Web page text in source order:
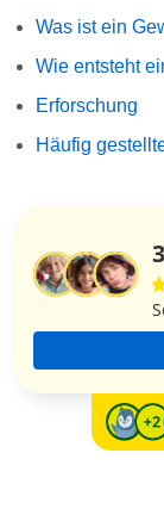
Was ist ein
Wie entsteht
Erforschung
Häufig